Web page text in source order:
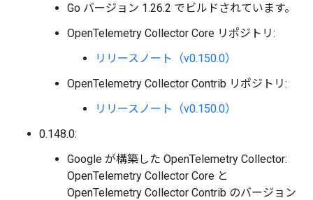
Go バージョン 1.26.2 でビルドされています。
OpenTelemetry Collector Core リポジトリ:
リリースノート（v0.150.0）
OpenTelemetry Collector Contrib リポジトリ:
リリースノート（v0.150.0）
0.148.0:
Google が構築した OpenTelemetry Collector:
OpenTelemetry Collector Core と
OpenTelemetry Collector Contrib のバージョン